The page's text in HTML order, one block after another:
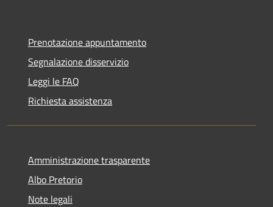
Prenotazione appuntamento
Segnalazione disservizio
Leggi le FAQ
Richiesta assistenza
Amministrazione trasparente
Albo Pretorio
Note legali